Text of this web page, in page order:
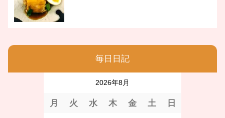
毎日日記
2026年8月
月 火 水 木 金 土 日